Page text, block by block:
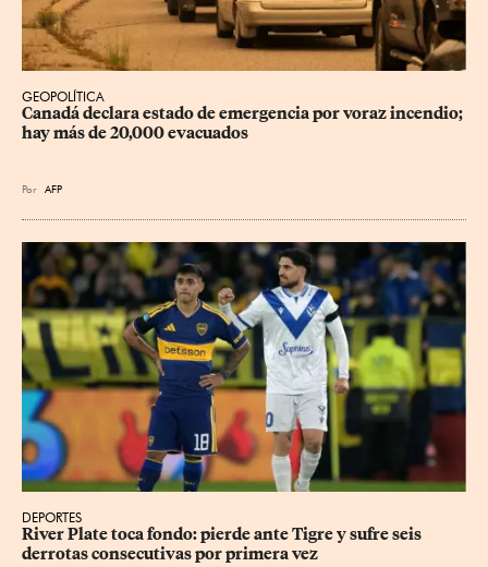
GEOPOLÍTICA
Canadá declara estado de emergencia por voraz incendio;
hay más de 20,000 evacuados
Por AFP
DEPORTES
River Plate toca fondo: pierde ante Tigre y sufre seis
derrotas consecutivas por primera vez